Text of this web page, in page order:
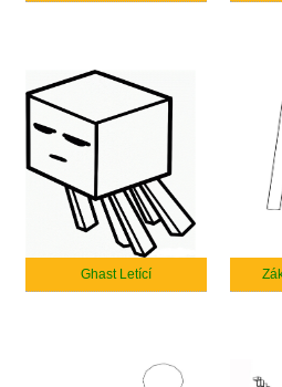
Ghast Letící